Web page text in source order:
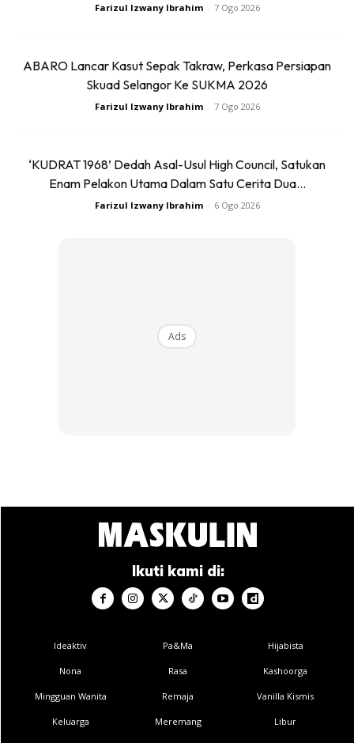
BACA:Jambang dan Misai, Lambang Maskuliniti atau
Sekadar Gaya?
membantu melembutkan bulu misai serta menjadikannya
Misai boleh ‘menyimpan’ bau makanan, terutama selepas
makan makanan berempah seperti kari atau sambal. Oleh
itu, pastikan anda mencucinya dengan pencuci muka atau
pencuci khas janggut setiap hari agar sentiasa bersih dan
Farizul Izwany Ibrahim - 7 Ogo 2026
ABARO Lancar Kasut Sepak Takraw, Perkasa Persiapan
Skuad Selangor Ke SUKMA 2026
Farizul Izwany Ibrahim - 7 Ogo 2026
‘KUDRAT 1968’ Dedah Asal-Usul High Council, Satukan
Enam Pelakon Utama Dalam Satu Cerita Dua...
Farizul Izwany Ibrahim - 6 Ogo 2026
Ads
Ikuti kami di:
Ideaktiv
Nona
Mingguan Wanita
Keluarga
Pa&Ma
Rasa
Remaja
Meremang
Hijabista
Kashoorga
Vanilla Kismis
Libur